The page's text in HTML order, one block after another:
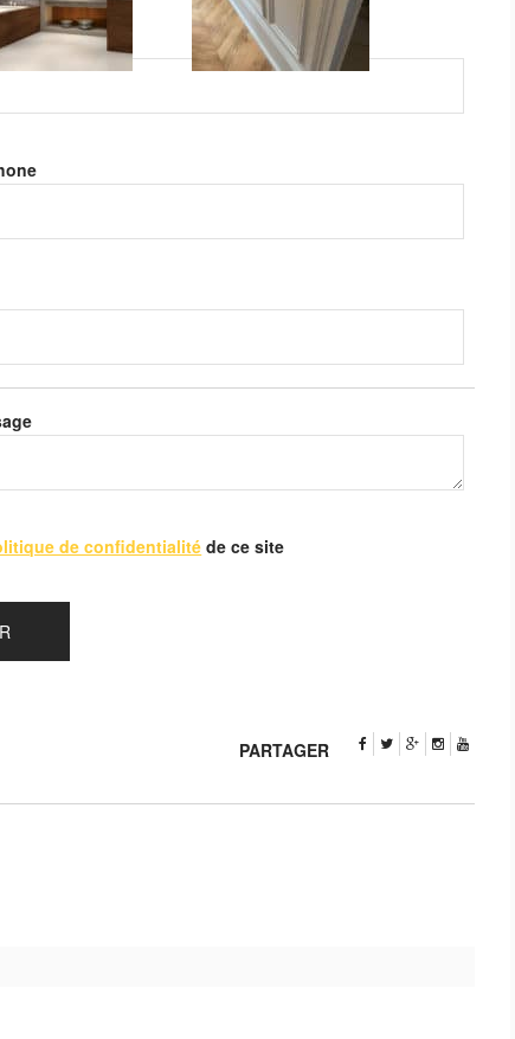
laisser ce champ vide.
(obligatoire)
de confidentialitéde ce site
PARTAGER